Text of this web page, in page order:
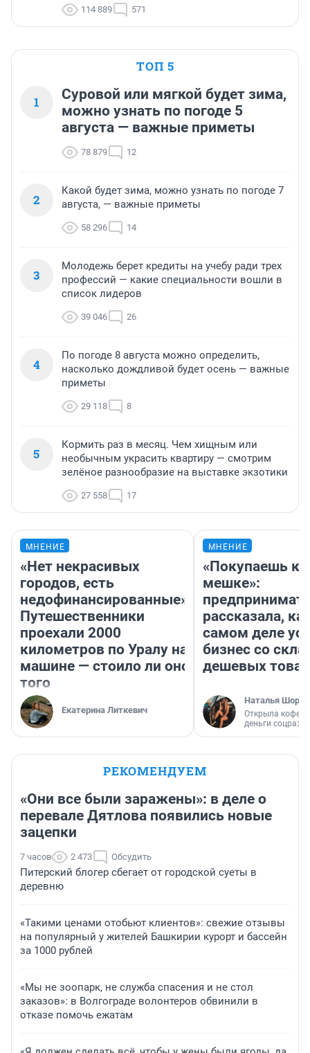
114 889 571
ТОП 5
1
Суровой или мягкой будет зима,
можно узнать по погоде 5
августа — важные приметы
78 879 12
2
Какой будет зима, можно узнать по погоде 7
августа, — важные приметы
58 296 14
3
Молодежь берет кредиты на учебу ради трех
профессий — какие специальности вошли в
список лидеров
39 046 26
4
По погоде 8 августа можно определить,
насколько дождливой будет осень — важные
приметы
29 118 8
5
Кормить раз в месяц. Чем хищным или
необычным украсить квартиру — смотрим
зелёное разнообразие на выставке экзотики
27 558 17
МНЕНИЕ
«Нет некрасивых
городов, есть
недофинансированные».
Путешественники
проехали 2000
километров по Уралу на
машине — стоило ли оно
того
Екатерина Литкевич
МНЕНИЕ
«Покупаешь
мешке»:
рассказала,
самом деле
бизнес со
дешевых
Наталья
Открыла
деньги
РЕКОМЕНДУЕМ
«Они все были заражены»: в деле о
перевале Дятлова появились новые
зацепки
7 часов 2 473 Обсудить
Питерский блогер сбегает от городской суеты в
деревню
«Такими ценами отобьют клиентов»: свежие отзывы
на популярный у жителей Башкирии курорт и бассейн
за 1000 рублей
«Мы не зоопарк, не служба спасения и не стол
заказов»: в Волгограде волонтеров обвинили в
отказе помочь ежатам